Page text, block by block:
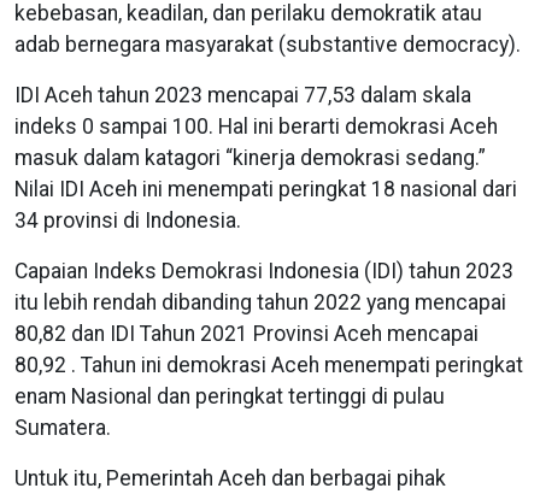
kebebasan, keadilan, dan perilaku demokratik atau
adab bernegara masyarakat (substantive democracy).
IDI Aceh tahun 2023 mencapai 77,53 dalam skala
indeks 0 sampai 100. Hal ini berarti demokrasi Aceh
masuk dalam katagori “kinerja demokrasi sedang.”
Nilai IDI Aceh ini menempati peringkat 18 nasional dari
34 provinsi di Indonesia.
Capaian Indeks Demokrasi Indonesia (IDI) tahun 2023
itu lebih rendah dibanding tahun 2022 yang mencapai
80,82 dan IDI Tahun 2021 Provinsi Aceh mencapai
80,92 . Tahun ini demokrasi Aceh menempati peringkat
enam Nasional dan peringkat tertinggi di pulau
Sumatera.
Untuk itu, Pemerintah Aceh dan berbagai pihak